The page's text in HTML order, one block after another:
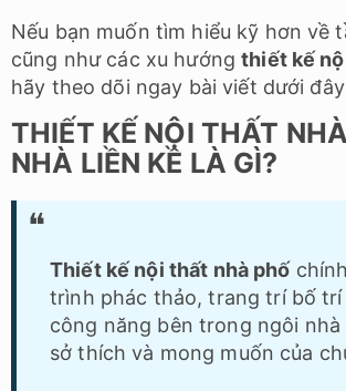
Nếu bạn muốn tìm hiểu kỹ hơn về
cũng như các xu hướngthiết kế
hãy theo dõi ngay bài viết dưới
THIẾT KẾ NỘI THẤT
NHÀ LIỀN KỀ LÀ GÌ?
Thiết kế nội thất nhà phố
trình phác thảo, trang trí bố trí
công năng bên trong ngôi nhà
sở thích và mong muốn của